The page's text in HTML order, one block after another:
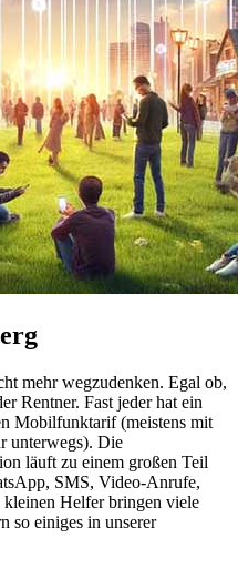
mehr wegzudenken. Egal ob,
Rentner. Fast jeder hat ein
Mobilfunktarif (meistens mit
unterwegs). Die
läuft zu einem großen Teil
SMS, Video-Anrufe,
kleinen Helfer bringen viele
so einiges in unserer